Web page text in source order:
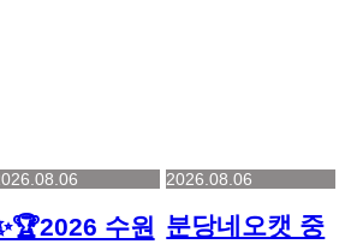
수원
2026.08.06
분당네오캣 중